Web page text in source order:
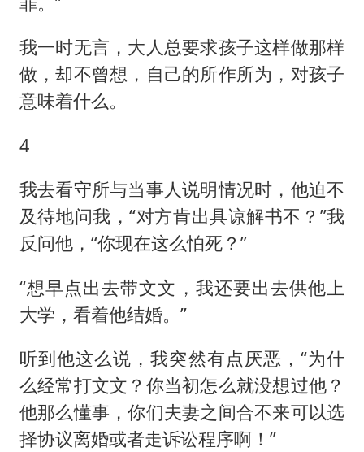
我一时无言，大人总要求孩子这样做那样
做，却不曾想，自己的所作所为，对孩子
意味着什么。
4
我去看守所与当事人说明情况时，他迫不
及待地问我，“对方肯出具谅解书不？”我
反问他，“你现在这么怕死？”
“想早点出去带文文，我还要出去供他上
大学，看着他结婚。”
听到他这么说，我突然有点厌恶，“为什
么经常打文文？你当初怎么就没想过他？
他那么懂事，你们夫妻之间合不来可以选
择协议离婚或者走诉讼程序啊！”